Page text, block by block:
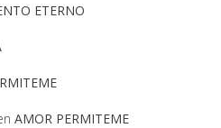
ETERNO
AMOR PERMITEME